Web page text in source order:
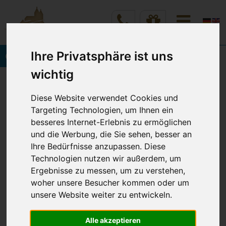
Ihre Privatsphäre ist uns
wichtig
Diese Website verwendet Cookies und
Targeting Technologien, um Ihnen ein
besseres Internet-Erlebnis zu ermöglichen
und die Werbung, die Sie sehen, besser an
Ihre Bedürfnisse anzupassen. Diese
Technologien nutzen wir außerdem, um
Ergebnisse zu messen, um zu verstehen,
woher unsere Besucher kommen oder um
unsere Website weiter zu entwickeln.
Alle akzeptieren
Onlinebuchung
Vineta Hotels Usedom
Angebote & Arrangements
Details
FEIERTAGE AN DER OSTSEE
Buchbar in den
Hotels
INSELHOF VINETA
VINETA STRANDHOTELS
Ostern, Pfingsten, Himmelfahrt